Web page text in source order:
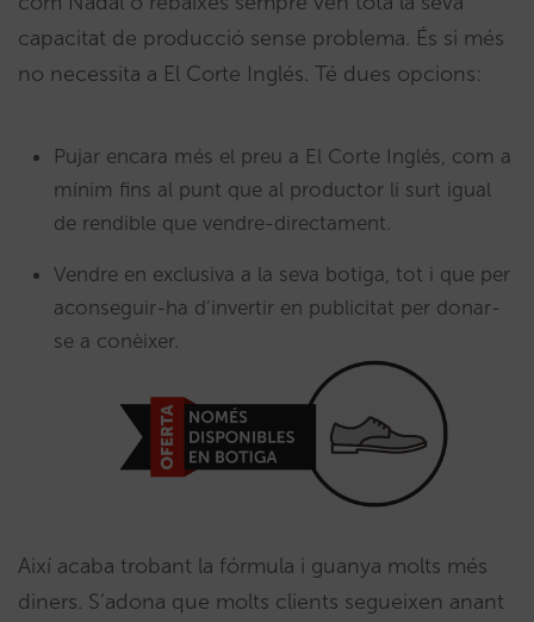
capacitat de producció sense problema. És si més
no necessita a El Corte Inglés. Té dues opcions:
Pujar encara més el preu a El Corte Inglés, com a
mínim fins al punt que al productor li surt igual
de rendible que vendre-directament.
Vendre en exclusiva a la seva botiga, tot i que per
aconseguir-ha d’invertir en publicitat per donar-
se a conèixer.
Així acaba trobant la fórmula i guanya molts més
diners. S’adona que molts clients segueixen anant